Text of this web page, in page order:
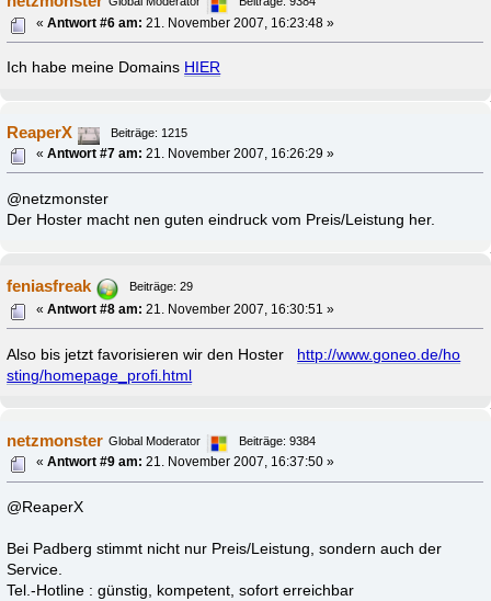
«Antwort #6 am: 21. November 2007, 16:23:48 »
Ich habe meine Domains HIER
ReaperX
Beiträge: 1215
«Antwort #7 am: 21. November 2007, 16:26:29 »
@netzmonster
Der Hoster macht nen guten eindruck vom Preis/Leistung her.
feniasfreak
Beiträge: 29
«Antwort #8 am: 21. November 2007, 16:30:51 »
Also bis jetzt favorisieren wir den Hoster http://www.goneo.de/ho
sting/homepage_profi.html
netzmonster Global Moderator
Beiträge: 9384
«Antwort #9 am: 21. November 2007, 16:37:50 »
@ReaperX
Bei Padberg stimmt nicht nur Preis/Leistung, sondern auch der
Service.
Tel.-Hotline : günstig, kompetent, sofort erreichbar